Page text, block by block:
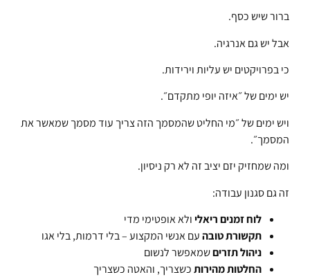
ברור שיש כסף.
אבל יש גם אנרגיה.
כי בפרויקטים יש עליות וירידות.
יש ימים של ״איזה יופי מתקדם״.
ויש ימים של ״מי החליט שהמסמך הזה צריך עוד מסמך שמאשר את
המסמך״.
ומה שמחזיק יזם יציב זה לא רק ניסיון.
זה גם סגנון עבודה:
לוח זמנים ריאליולא אופטימי מדי
תקשורת טובהעם אנשי המקצוע – בלי דרמות, בלי אגו
ניהול תזריםשמאפשר לנשום
החלטות מהירותכשצריך, והאטה כשצריך